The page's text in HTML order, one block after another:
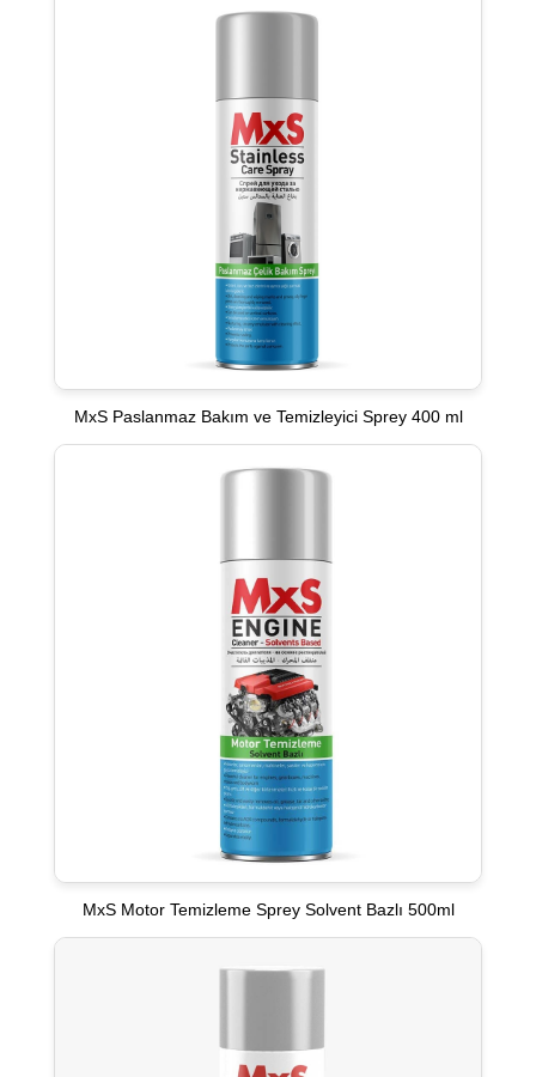
MxS Paslanmaz Bakım ve Temizleyici Sprey 400 ml
MxS Motor Temizleme Sprey Solvent Bazlı 500ml